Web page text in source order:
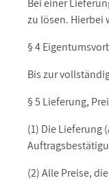
Bei einer
zu lösen. Hierbei
§ 4
Bis zur
§ 5 Lieferung,
(1) Die Lieferung
(2) Alle Preise,